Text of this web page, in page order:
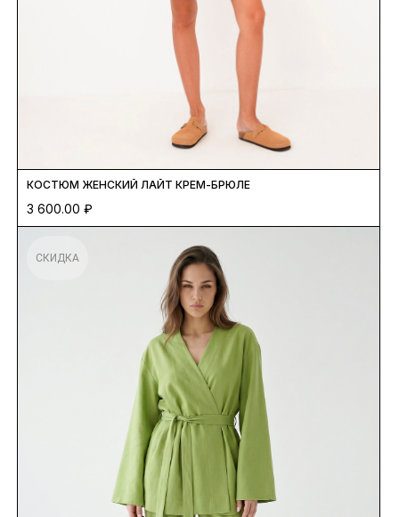
КОСТЮМ ЖЕНСКИЙ ЛАЙТ КРЕМ-БРЮЛЕ
3 600.00 ₽
СКИДКА